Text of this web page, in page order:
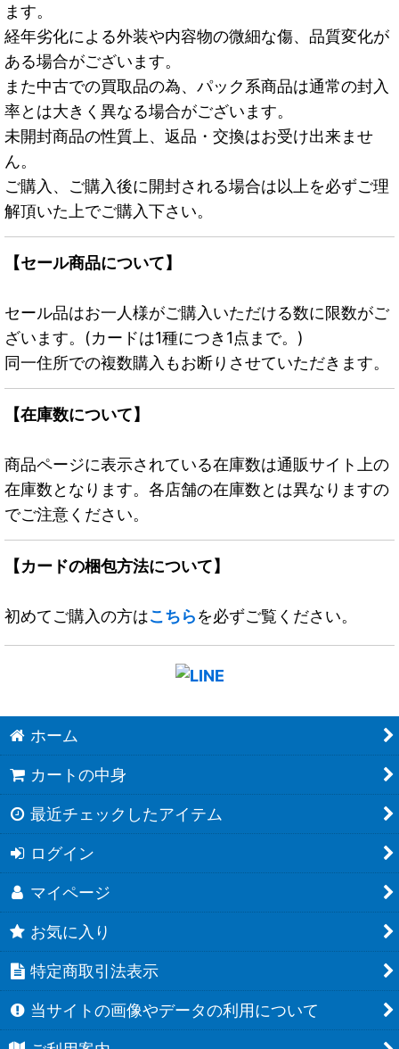
ます。
経年劣化による外装や内容物の微細な傷、品質変化が
ある場合がございます。
また中古での買取品の為、パック系商品は通常の封入
率とは大きく異なる場合がございます。
未開封商品の性質上、返品・交換はお受け出来ませ
ん。
ご購入、ご購入後に開封される場合は以上を必ずご理
解頂いた上でご購入下さい。
【セール商品について】
セール品はお一人様がご購入いただける数に限数がご
ざいます。(カードは1種につき1点まで。)
同一住所での複数購入もお断りさせていただきます。
【在庫数について】
商品ページに表示されている在庫数は通販サイト上の
在庫数となります。各店舗の在庫数とは異なりますの
でご注意ください。
【カードの梱包方法について】
初めてご購入の方はこちらを必ずご覧ください。
ホーム
カートの中身
最近チェックしたアイテム
ログイン
マイページ
お気に入り
特定商取引法表示
当サイトの画像やデータの利用について